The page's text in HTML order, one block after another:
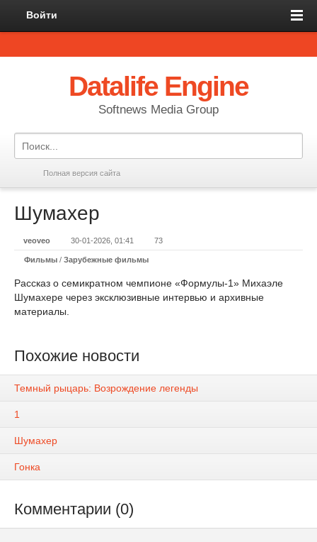
Войти
Datalife Engine
Softnews Media Group
Полная версия сайта
Шумахер
veoveo 30-01-2026, 01:41 73
Фильмы / Зарубежные фильмы
Рассказ о семикратном чемпионе «Формулы-1» Михаэле
Шумахере через эксклюзивные интервью и архивные
материалы.
Похожие новости
Темный рыцарь: Возрождение легенды
1
Шумахер
Гонка
Комментарии (0)